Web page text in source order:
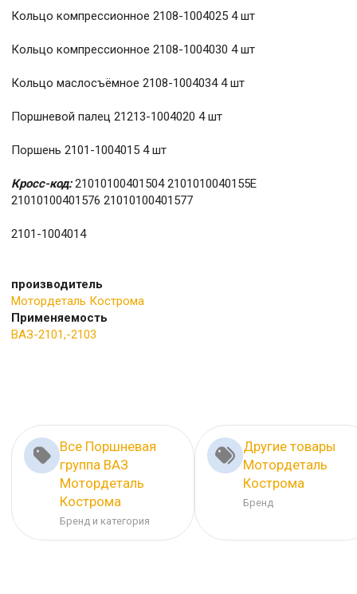
Кольцо компрессионное 2108-1004025 4 шт
Кольцо компрессионное 2108-1004030 4 шт
Кольцо маслосъёмное 2108-1004034 4 шт
Поршневой палец 21213-1004020 4 шт
Поршень 2101-1004015 4 шт
Кросс-код:21010100401504 2101010040155E
21010100401576 21010100401577
2101-1004014
производитель
Мотордеталь Кострома
Применяемость
ВАЗ-2101,-2103
Все Поршневая
группа ВАЗ
Мотордеталь
Кострома
Бренд и категория
Другие товары
Мотордеталь
Кострома
Бренд